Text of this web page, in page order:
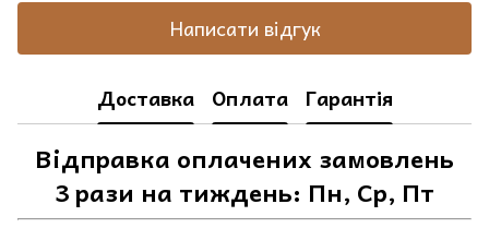
Написати відгук
Доставка Оплата Гарантія
Відправка оплачених замовлень
3 рази на тиждень: Пн, Ср, Пт